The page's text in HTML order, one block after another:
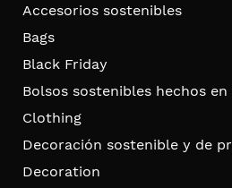
Accesorios sostenibles
Bags
Black Friday
Bolsos sostenibles hechos en
Clothing
Decoración sostenible y de
Decoration